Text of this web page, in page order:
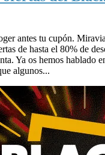
antes tu cupón.
de hasta el 80% de
Ya os hemos hablado
algunos...